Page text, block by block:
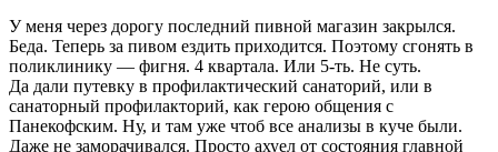
У меня через дорогу последний пивной магазин закрылся.
Беда. Теперь за пивом ездить приходится. Поэтому сгонять в
поликлинику — фигня. 4 квартала. Или 5-ть. Не суть.
Да дали путевку в профилактический санаторий, или в
санаторный профилакторий, как герою общения с
Панекофским. Ну, и там уже чтоб все анализы в куче были.
Даже не заморачивался. Просто ахуел от состояния главной